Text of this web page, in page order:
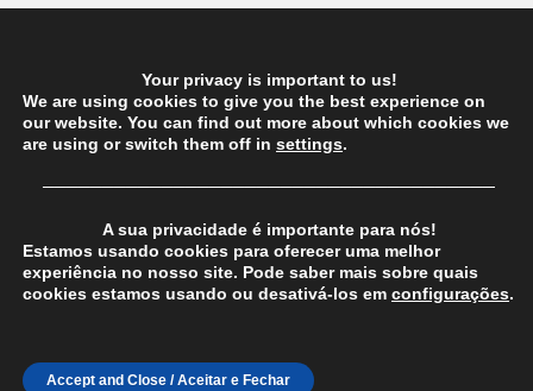
Vida Justa
dezanove
THEME BY ANDERS NORÉN
Your privacy is important to us!
We are using cookies to give you the best experience on
our website. You can find out more about which cookies we
are using or switch them off in settings.
──────────────────────────────────────
A sua privacidade é importante para nós!
Estamos usando cookies para oferecer uma melhor
experiência no nosso site. Pode saber mais sobre quais
cookies estamos usando ou desativá-los em configurações.
Accept and Close / Aceitar e Fechar